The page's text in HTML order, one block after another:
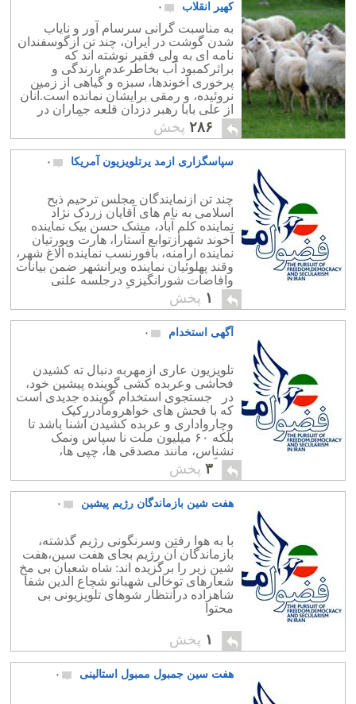
کهیر انقلاب
۰
به مناسبت گرانی سرسام آور و نایاب
شدن گوشت در ایران، چند تن ازگوسفندان
نامه ای به ولی فقیر نوشته اند که
براثرکمبود آب بخاطرعدم بارندگی و
پرخوری آخوندها، سبزه و گیاهی از زمین
نروئیده، و رمقی برایشان نمانده است.آنان
از علی بابا رهبر دزدان قلعه جماران در
خواست کردند تا جلو پرخوری آخوندها را
بگیرند.
۲۸۶ پخش
سپاسگزاری ازمد یرتلویزیون آمریکا ۰
چند تن ازنمایندگان مجلس ترحیم ذبح
اسلامی به نام های آقایان زردک نژاد
نماینده کلم آباد، مشک حسن بیک نماینده
آخوند شهرازتوابع آستارا، هارت وپورتیان
نماینده ارامنه، بافورنسب نماینده الاغ شهر،
وقند پهلوئیان نماینده ویرانشهر ضمن بیانات
وافاضات شورانگیزی درجلسه علنی
دیروز، ازسوی نمایندگان در حال چرت
،غایب درجلسه ویا درحال قضای حاجت
ازآقای کمبوزبامبولی […]
۱ پخش
آگهی استخدام ۰
تلویزیون عاری ازمهربه دنبال ته کشیدن
فحاشی وعربده کشی گوینده پیشین خود،
در جستجوی استخدام گوینده جدیدی است
که با فحش های خواهرومادررکیک
وچارواداری و عربده کشیدن آشنا باشد تا
بلکه ۶۰ میلیون ملت نا سپاس ونمک
نشناس، مانند مصدقی ها، چپی ها،
ودیگروطن فروشان نا سپاس به. اربا ب
وولی نعمت خود یعنی شاهنشاه […]
۳ پخش
هفت شین بازماندگان رژیم پیشین ۰
با به هوا رفتن وسرنگونی رژیم گذشته،
بازماندگان آن رژیم بجای هفت سین،هفت
شین زیر را برگزیده اند: شاه شعبان بی مخ
شعارهای توخالی شهبانو شچاع الدین شفا
شاهزاده درانتظار شوهای تلویزیونی بی
محتوا
۱ پخش
هفت سین جمبول ممبول استالینی ۰